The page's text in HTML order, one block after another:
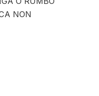
NON